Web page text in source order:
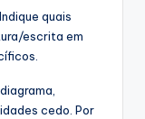
Indique quais
escrita em
cedo. Por